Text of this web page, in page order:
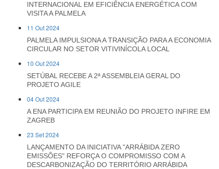
INTERNACIONAL EM EFICIÊNCIA ENERGÉTICA COM
VISITA A PALMELA
11 Out 2024
PALMELA IMPULSIONA A TRANSIÇÃO PARA A ECONOMIA
CIRCULAR NO SETOR VITIVINÍCOLA LOCAL
10 Out 2024
SETÚBAL RECEBE A 2ª ASSEMBLEIA GERAL DO
PROJETO AGILE
04 Out 2024
A ENA PARTICIPA EM REUNIÃO DO PROJETO INFIRE EM
ZAGREB
23 Set 2024
LANÇAMENTO DA INICIATIVA "ARRÁBIDA ZERO
EMISSÕES" REFORÇA O COMPROMISSO COM A
DESCARBONIZAÇÃO DO TERRITÓRIO ARRÁBIDA